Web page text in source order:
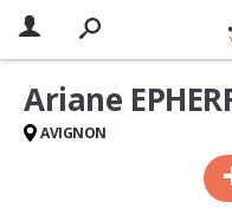
Ariane
AVIGNON